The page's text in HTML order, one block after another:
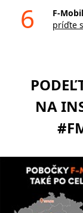
6
F-
príďte
NA